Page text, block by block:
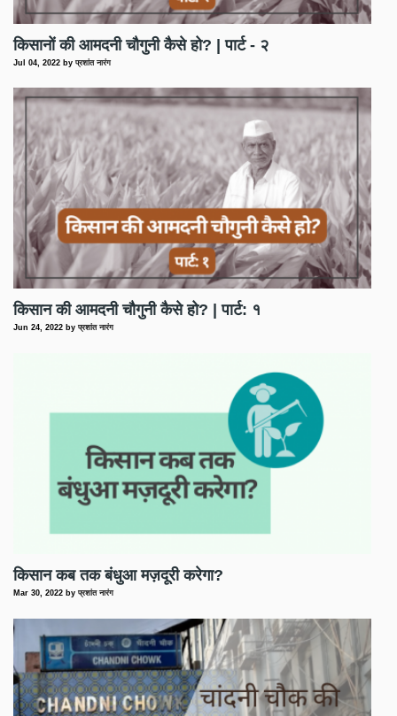
किसानों की आमदनी चौगुनी कैसे हो? | पार्ट - २
Jul 04, 2022 by प्रशांत नारंग
किसान की आमदनी चौगुनी कैसे हो? | पार्ट: १
Jun 24, 2022 by प्रशांत नारंग
किसान कब तक बंधुआ मज़दूरी करेगा?
Mar 30, 2022 by प्रशांत नारंग